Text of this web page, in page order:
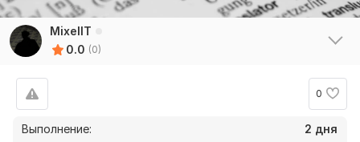
MixelIT
0.0 (0)
0
Выполнение:
2 дня